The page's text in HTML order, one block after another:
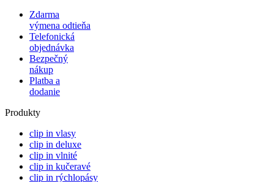
Zdarma
výmena odtieňa
Telefonická
objednávka
Bezpečný
nákup
Platba a
dodanie
Produkty
clip in vlasy
clip in deluxe
clip in vlnité
clip in kučeravé
clip in rýchlopásy